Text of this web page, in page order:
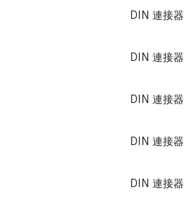
DIN 連接器
DIN 連接器
DIN 連接器
DIN 連接器
DIN 連接器